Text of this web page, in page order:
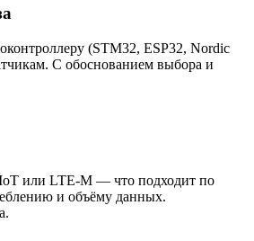
(STM32, ESP32, Nordic
С обоснованием выбора и
или LTE-M — что подходит по
и объёму данных.